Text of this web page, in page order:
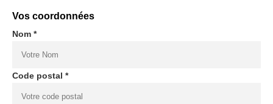
Vos coordonnées
Nom *
Code postal *